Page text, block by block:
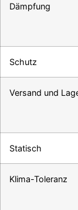
Dämpfung
Schutz
Versand und
Statisch
Klima-Toleranz